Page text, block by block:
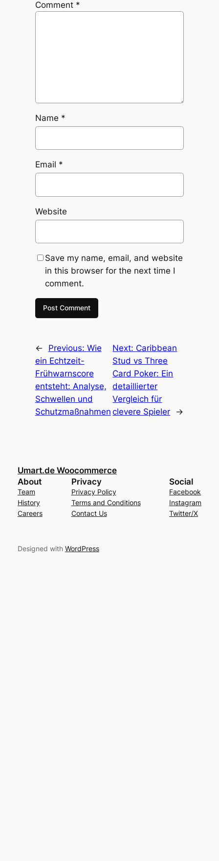
Comment *
Name *
Email *
Website
Save my name, email, and website
in this browser for the next time I
comment.
← Previous: Wie
ein Echtzeit-
Frühwarnscore
entsteht: Analyse,
Schwellen und
Schutzmaßnahmen
Next: Caribbean
Stud vs Three
Card Poker: Ein
detaillierter
Vergleich für
clevere Spieler
→
Umart.de Woocommerce
About
Team
History
Careers
Privacy
Privacy Policy
Terms and Conditions
Contact Us
Social
Facebook
Instagram
Twitter/X
Designed with WordPress